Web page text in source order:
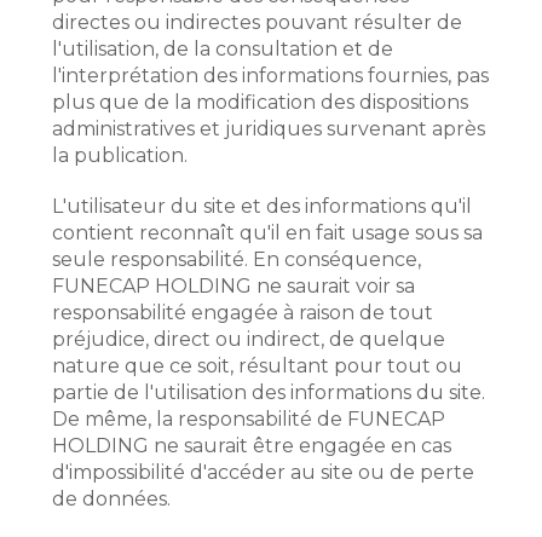
directes ou indirectes pouvant résulter de
l'utilisation, de la consultation et de
l'interprétation des informations fournies, pas
plus que de la modification des dispositions
administratives et juridiques survenant après
la publication.
L'utilisateur du site et des informations qu'il
contient reconnaît qu'il en fait usage sous sa
seule responsabilité. En conséquence,
FUNECAP HOLDING ne saurait voir sa
responsabilité engagée à raison de tout
préjudice, direct ou indirect, de quelque
nature que ce soit, résultant pour tout ou
partie de l'utilisation des informations du site.
De même, la responsabilité de FUNECAP
HOLDING ne saurait être engagée en cas
d'impossibilité d'accéder au site ou de perte
de données.